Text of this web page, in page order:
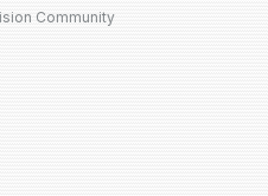
Community